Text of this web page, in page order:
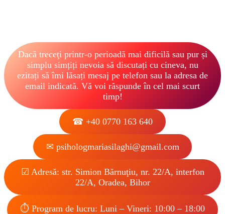
Dacă treceţi printr-o perioadă mai dificilă sau pur și
simplu simțiți nevoia să discutați cu cineva, nu
ezitați să îmi lăsați mesaj pe telefon sau la adresa de
email indicată. Vă voi răspunde în cel mai scurt
timp!
☎︎ +40 0770 163 640
✉︎ psihologmariasilaghi@gmail.com
☑︎ Adresă: str. Simion Bărnuţiu, nr. 22/A, interfon
22/A, Oradea, Bihor
⏱︎ Program de lucru: Luni – Vineri: 10:00 – 18:00